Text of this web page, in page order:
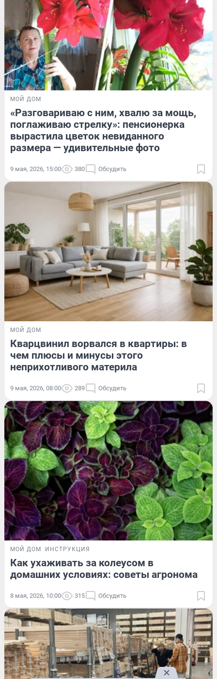
МОЙ ДОМ
«Разговариваю с ним, хвалю за мощь,
поглаживаю стрелку»: пенсионерка
вырастила цветок невиданного
размера — удивительные фото
9 мая, 2026, 15:00 380 Обсудить
МОЙ ДОМ
Кварцвинил ворвался в квартиры: в
чем плюсы и минусы этого
неприхотливого материла
9 мая, 2026, 08:00 289 Обсудить
МОЙ ДОМ ИНСТРУКЦИЯ
Как ухаживать за колеусом в
домашних условиях: советы агронома
8 мая, 2026, 10:00 315 Обсудить